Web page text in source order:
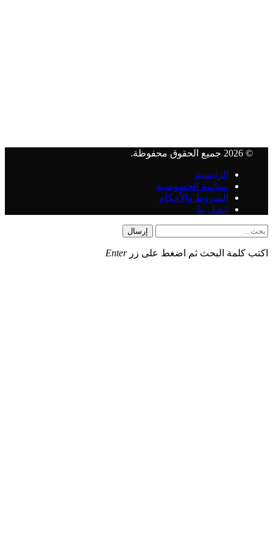
© 2026 جميع الحقوق محفوظة.
الرئيسية
سياسة الخصوصية
الشروط والأحكام
اتصل بنا
إرسال
اكتب كلمة البحث ثم اضغط على زر Enter